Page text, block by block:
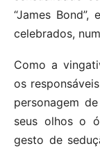
“James
celebrados,
Como a
os
personagem
seus olhos o
gesto de